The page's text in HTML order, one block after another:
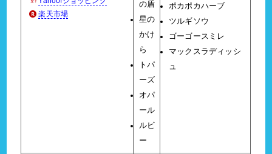
楽天市場
の盾
星の
かけ
ら
トパ
ーズ
オパ
ール
ルビ
ー
ポカポカハーブ
ツルギソウ
ゴーゴースミレ
マックスラディッシ
ュ